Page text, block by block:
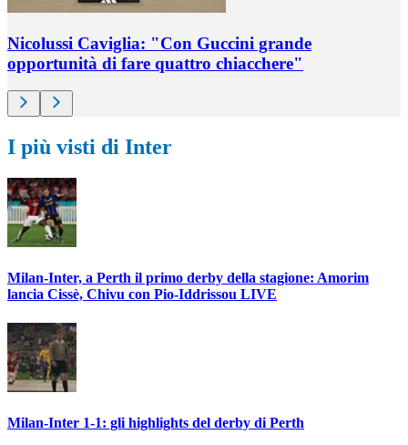
Nicolussi Caviglia: "Con Guccini grande
opportunità di fare quattro chiacchere"
I più visti di Inter
Milan-Inter, a Perth il primo derby della stagione: Amorim
lancia Cissè, Chivu con Pio-Iddrissou LIVE
Milan-Inter 1-1: gli highlights del derby di Perth